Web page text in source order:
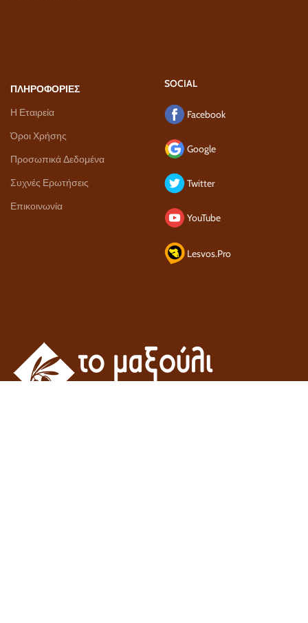
ΠΛΗΡΟΦΟΡΙΕΣ
Η Εταιρεία
Όροι Χρήσης
Προσωπικά Δεδομένα
Συχνές Ερωτήσεις
Επικοινωνία
SOCIAL
Facebook
Google
Twitter
YouTube
Lesvos.Pro